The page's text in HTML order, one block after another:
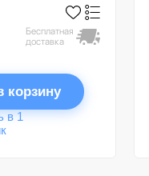
Бесплатная
доставка
корзину
в 1